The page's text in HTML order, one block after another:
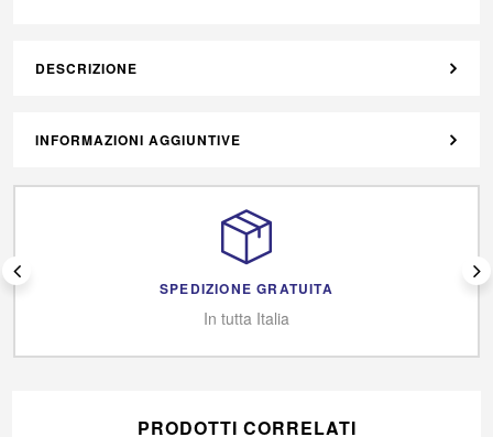
DESCRIZIONE
INFORMAZIONI AGGIUNTIVE
SPEDIZIONE GRATUITA
In tutta Italia
PRODOTTI CORRELATI